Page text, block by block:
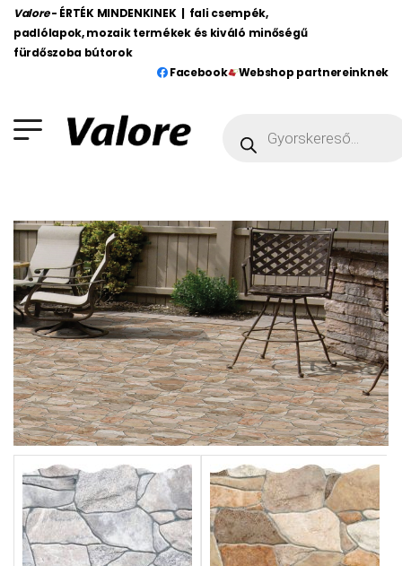
Valore - ÉRTÉK MINDENKINEK | fali csempék,
padlólapok, mozaik termékek és kiváló minőségű
fürdőszoba bútorok
Facebook
Webshop partnereinknek